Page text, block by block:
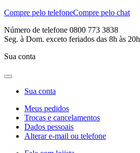
Compre pelo telefoneCompre pelo chat
Número de telefone 0800 773 3838
Seg. à Dom. exceto feriados das 8h às 20h
Sua conta
Sua conta
Meus pedidos
Trocas e cancelamentos
Dados pessoais
Alterar e-mail ou telefone